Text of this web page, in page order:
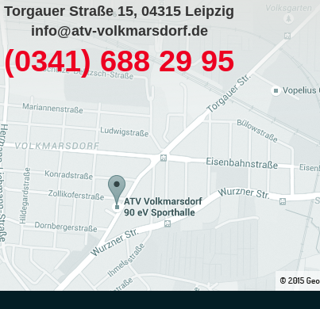
Torgauer Straße 15, 04315 Leipzig
info@atv-volkmarsdorf.de
(0341) 688 29 95